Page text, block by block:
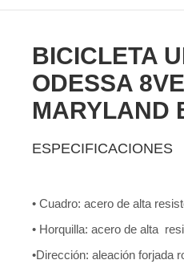
BICICLETA
ODESSA
MARYLAND
ESPECIFICACIONES
• Cuadro: acero de alta
• Horquilla: acero de alta
•Dirección: aleación forjada